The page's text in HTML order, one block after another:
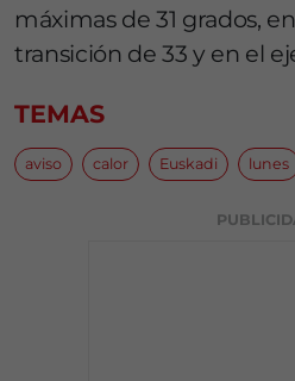
máximas de 31 grados,
transición de 33 y en el
TEMAS
aviso calor Euskadi lunes